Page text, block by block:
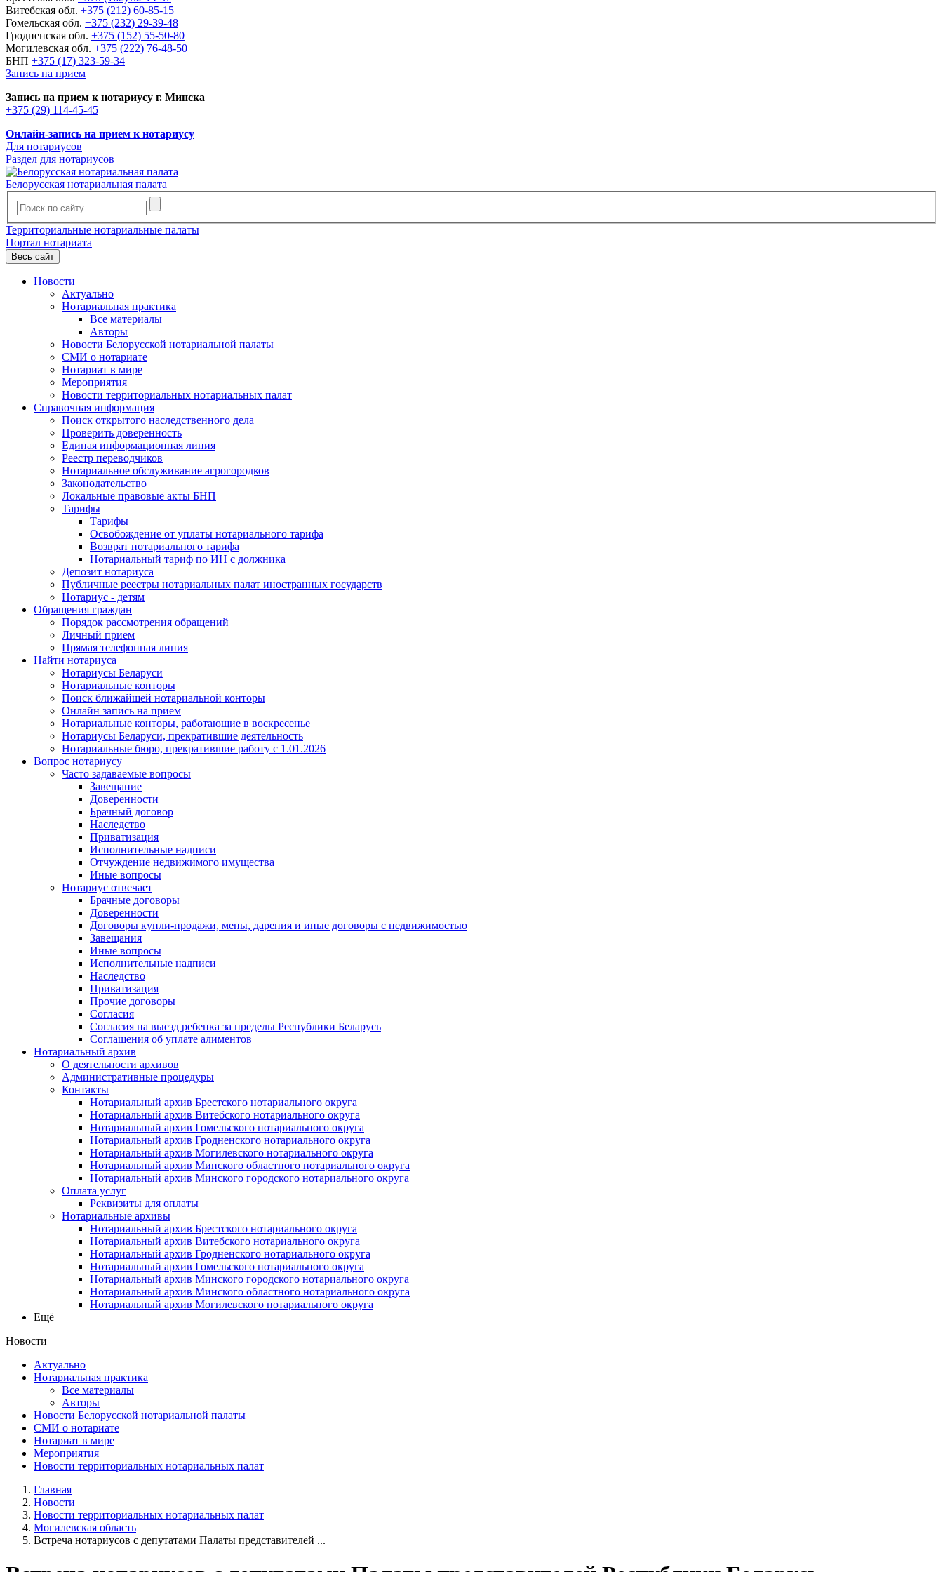
Витебская обл. +375 (212) 60-85-15
Гомельская обл. +375 (232) 29-39-48
Гродненская обл. +375 (152) 55-50-80
Могилевская обл. +375 (222) 76-48-50
БНП +375 (17) 323-59-34
Запись на прием
Запись на прием к нотариусу г. Минска
+375 (29) 114-45-45
Онлайн-запись на прием к нотариусу
Для нотариусов
Раздел для нотариусов
Белорусская нотариальная палата
Территориальные нотариальные палаты
Портал нотариата
Весь сайт
Новости
Актуально
Нотариальная практика
Все материалы
Авторы
Новости Белорусской нотариальной палаты
СМИ о нотариате
Нотариат в мире
Мероприятия
Новости территориальных нотариальных палат
Справочная информация
Поиск открытого наследственного дела
Проверить доверенность
Единая информационная линия
Реестр переводчиков
Нотариальное обслуживание агрогородков
Законодательство
Локальные правовые акты БНП
Тарифы
Тарифы
Освобождение от уплаты нотариального тарифа
Возврат нотариального тарифа
Нотариальный тариф по ИН с должника
Депозит нотариуса
Публичные реестры нотариальных палат иностранных государств
Нотариус - детям
Обращения граждан
Порядок рассмотрения обращений
Личный прием
Прямая телефонная линия
Найти нотариуса
Нотариусы Беларуси
Нотариальные конторы
Поиск ближайшей нотариальной конторы
Онлайн запись на прием
Нотариальные конторы, работающие в воскресенье
Нотариусы Беларуси, прекратившие деятельность
Нотариальные бюро, прекратившие работу с 1.01.2026
Вопрос нотариусу
Часто задаваемые вопросы
Завещание
Доверенности
Брачный договор
Наследство
Приватизация
Исполнительные надписи
Отчуждение недвижимого имущества
Иные вопросы
Нотариус отвечает
Брачные договоры
Доверенности
Договоры купли-продажи, мены, дарения и иные договоры с недвижимостью
Завещания
Иные вопросы
Исполнительные надписи
Наследство
Приватизация
Прочие договоры
Согласия
Согласия на выезд ребенка за пределы Республики Беларусь
Соглашения об уплате алиментов
Нотариальный архив
О деятельности архивов
Административные процедуры
Контакты
Нотариальный архив Брестского нотариального округа
Нотариальный архив Витебского нотариального округа
Нотариальный архив Гомельского нотариального округа
Нотариальный архив Гродненского нотариального округа
Нотариальный архив Могилевского нотариального округа
Нотариальный архив Минского областного нотариального округа
Нотариальный архив Минского городского нотариального округа
Оплата услуг
Реквизиты для оплаты
Нотариальные архивы
Нотариальный архив Брестского нотариального округа
Нотариальный архив Витебского нотариального округа
Нотариальный архив Гродненского нотариального округа
Нотариальный архив Гомельского нотариального округа
Нотариальный архив Минского городского нотариального округа
Нотариальный архив Минского областного нотариального округа
Нотариальный архив Могилевского нотариального округа
Ещё
Новости
Актуально
Нотариальная практика
Все материалы
Авторы
Новости Белорусской нотариальной палаты
СМИ о нотариате
Нотариат в мире
Мероприятия
Новости территориальных нотариальных палат
Главная
Новости
Новости территориальных нотариальных палат
Могилевская область
Встреча нотариусов с депутатами Палаты представителей ...